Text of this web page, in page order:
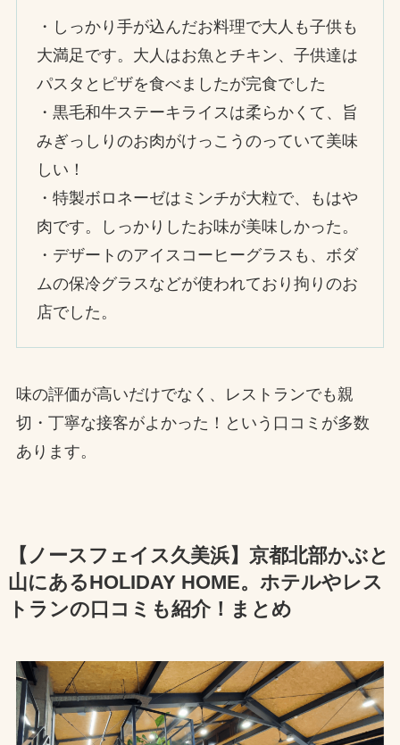
・しっかり手が込んだお料理で大人も子供も
大満足です。大人はお魚とチキン、子供達は
パスタとピザを食べましたが完食でした
・黒毛和牛ステーキライスは柔らかくて、旨
みぎっしりのお肉がけっこうのっていて美味
しい！
・特製ボロネーゼはミンチが大粒で、もはや
肉です。しっかりしたお味が美味しかった。
・デザートのアイスコーヒーグラスも、ボダ
ムの保冷グラスなどが使われており拘りのお
店でした。
味の評価が高いだけでなく、レストランでも親
切・丁寧な接客がよかった！という口コミが多数
あります。
【ノースフェイス久美浜】京都北部かぶと
山にあるHOLIDAY HOME。ホテルやレス
トランの口コミも紹介！まとめ